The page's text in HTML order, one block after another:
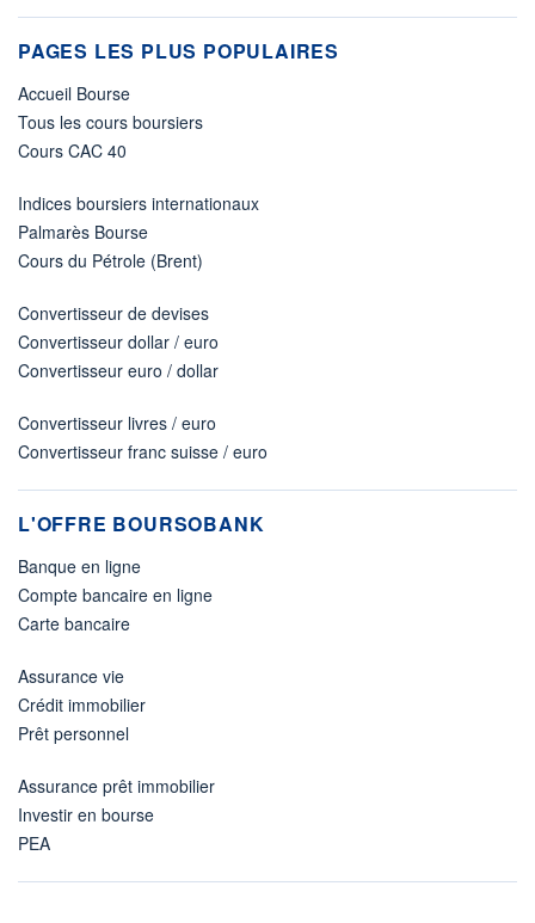
PAGES LES PLUS POPULAIRES
Accueil Bourse
Tous les cours boursiers
Cours CAC 40
Indices boursiers internationaux
Palmarès Bourse
Cours du Pétrole (Brent)
Convertisseur de devises
Convertisseur dollar / euro
Convertisseur euro / dollar
Convertisseur livres / euro
Convertisseur franc suisse / euro
L'OFFRE BOURSOBANK
Banque en ligne
Compte bancaire en ligne
Carte bancaire
Assurance vie
Crédit immobilier
Prêt personnel
Assurance prêt immobilier
Investir en bourse
PEA